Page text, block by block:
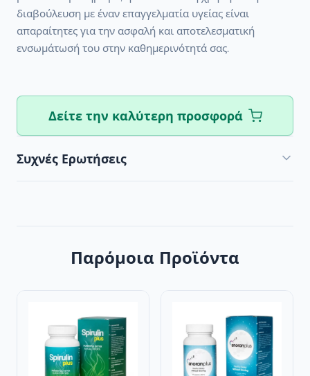
διαβούλευση με έναν επαγγελματία υγείας είναι
απαραίτητες για την ασφαλή και αποτελεσματική
ενσωμάτωσή του στην καθημερινότητά σας.
Δείτε την καλύτερη προσφορά
Συχνές Ερωτήσεις
Παρόμοια Προϊόντα